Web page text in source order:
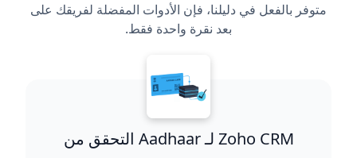
متوفر بالفعل في دليلنا، فإن الأدوات المفضلة لفريقك على
بعد نقرة واحدة فقط.
التحقق من Aadhaar لـ Zoho CRM